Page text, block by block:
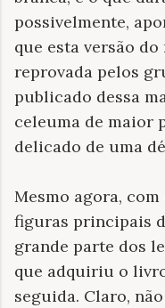
possivelmente,
que esta versão
reprovada pelos
publicado dessa
celeuma de maior
delicado de uma
Mesmo agora,
figuras principais
grande parte dos
que adquiriu o
seguida. Claro,